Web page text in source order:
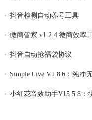
抖音检测自动养号工具
抖音自动抢福袋协议